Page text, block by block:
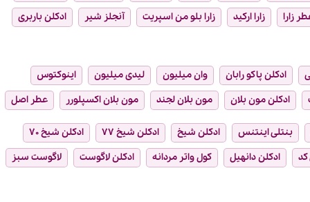
زارا زارا ارکید زارا بلو من اسپریت آنجلز شیر
ادکلن باربری
ادکلن پاکو رابان وان میلیون لیدی میلیون
اینوکتوس
ادکلن مون بلان مون بلان لجند مون بلان اکسپلورر عطر اصل
بنتلی اینتنس ادکلن شیخ ادکلن شیخ ۷۷
ادکلن شیخ ۷۰
کد ادکلن دانهیل کول واتر مردانه ادکلن لاگوست
لاگوست سبز